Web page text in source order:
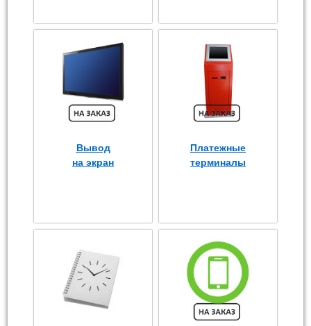
Вывод
на экран
Платежные
терминалы